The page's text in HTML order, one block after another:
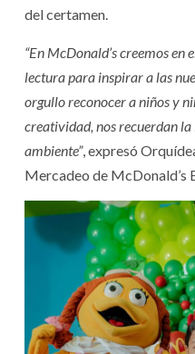
del certamen.
“En McDonald’s creemos
lectura para inspirar a las
orgullo reconocer a niños y
creatividad, nos recuerdan
ambiente”, expresó
Mercadeo de McDonald’s